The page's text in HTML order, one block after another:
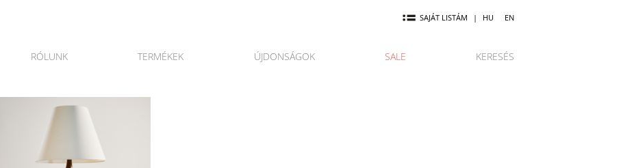
SAJÁT LISTÁM | HU EN
RÓLUNK TERMÉKEK ÚJDONSÁGOK SALE KERESÉS